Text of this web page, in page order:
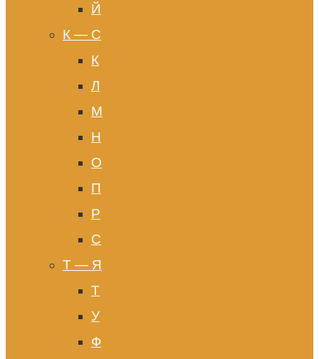
Й
К — С
К
Л
М
Н
О
П
Р
С
Т — Я
Т
У
Ф